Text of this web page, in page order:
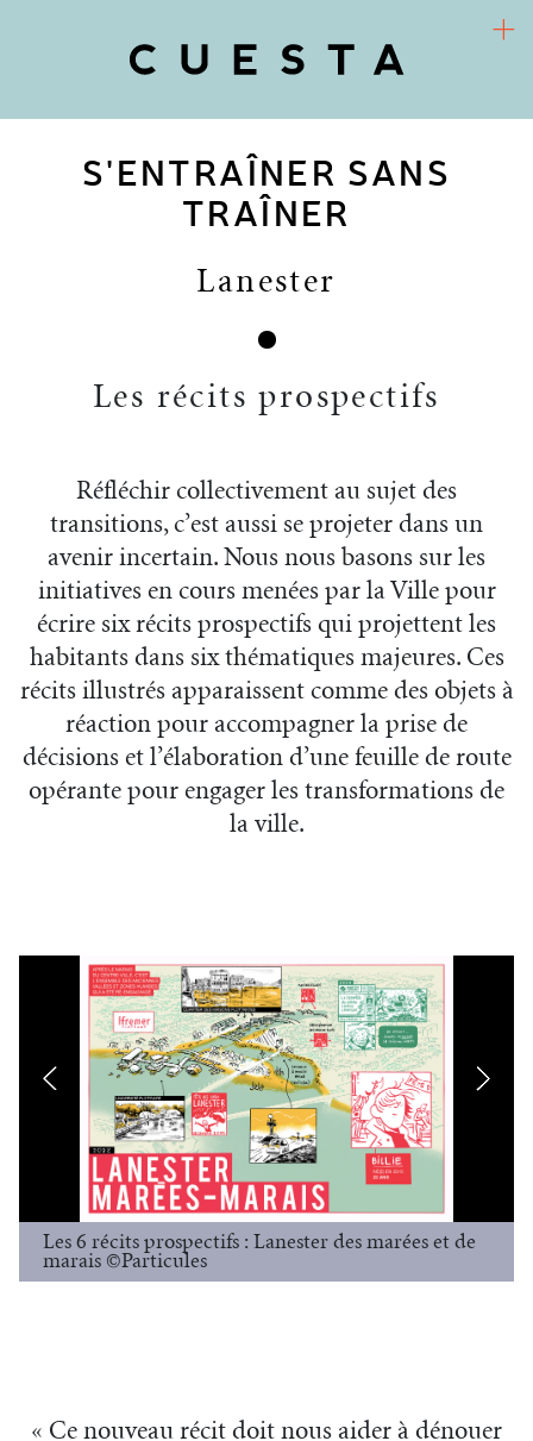
COOPÉRATIVE D’URBANISME CULTUREL
Arts / Territoires / Sociétés
CUESTA
RECHERCHE-ACTION
S'ENTRAÎNER SANS
TRAÎNER
Lanester
Les récits prospectifs
Réfléchir collectivement au sujet des
transitions, c’est aussi se projeter dans un
avenir incertain. Nous nous basons sur les
initiatives en cours menées par la Ville pour
écrire six récits prospectifs qui projettent les
habitants dans six thématiques majeures. Ces
récits illustrés apparaissent comme des objets à
réaction pour accompagner la prise de
décisions et l’élaboration d’une feuille de route
opérante pour engager les transformations de
la ville.
Les 6 récits prospectifs : Lanester des marées et de
marais ©Particules
« Ce nouveau récit doit nous aider à dénouer